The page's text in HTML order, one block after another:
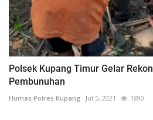
Polsek Kupang Timur Gelar
Pembunuhan
Humas Polres Kupang Jul 5, 2021 1890